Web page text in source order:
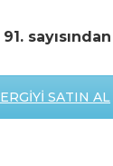
SATIN AL